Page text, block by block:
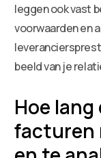
leggen ook vast
voorwaarden en
beeld van je
Hoe
facturen